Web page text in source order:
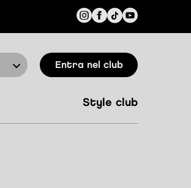
entra nel club
style club